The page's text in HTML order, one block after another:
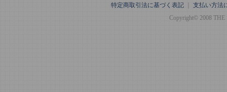
特定商取引法に基づく表記
支払い方法
Copyright© 2008 THE